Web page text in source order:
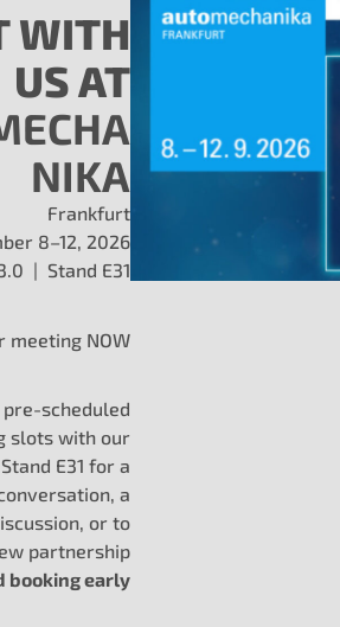
WITH
US AT
NIKA
Frankfurt
8–12, 2026
| Stand E31
meeting NOW
scheduled
slots with our
E31 for a
a
or to
partnership
booking early